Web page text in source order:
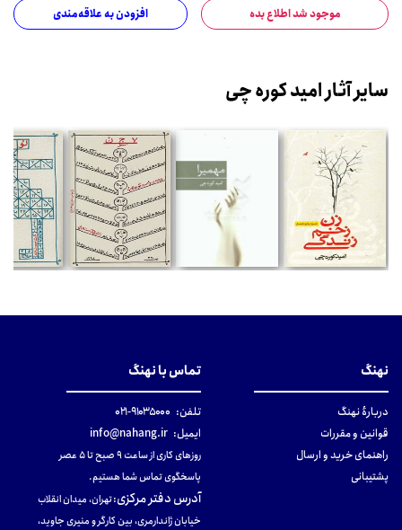
موجود شد اطلاع بده افزودن به علاقه‌مندی
سایر آثار امید کوره چی
نهنگ
دربارهٔ نهنگ
قوانین و مقررات
راهنمای خرید و ارسال
پشتیبانی
تماس با نهنگ
تلفن: ۹۱۰۳۵۰۰۰-۰۲۱
ایمیل: info@nahang.ir
روزهای کاری از ساعت ۹ صبح تا ۵ عصر
پاسخگوی تماس شما هستیم.
آدرس دفتر مرکزی:تهران، میدان انقلاب
خیابان ژاندارمری، بین کارگر و منیری جاوید،